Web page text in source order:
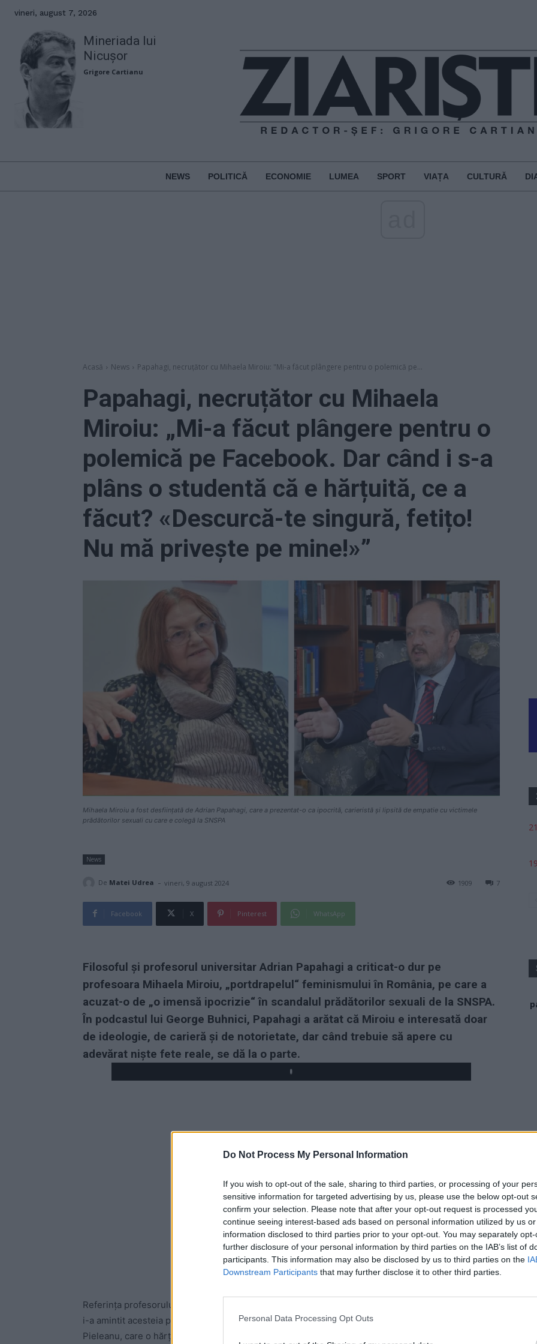
Do Not Process My Personal Information
If you wish to opt-out of the sale, sharing to third parties, or processing of your
sensitive information for targeted advertising by us, please use the below opt-out
confirm your selection. Please note that after your opt-out request is processed
continue seeing interest-based ads based on personal information utilized by us
information disclosed to third parties prior to your opt-out. You may separately
further disclosure of your personal information by third parties on the IAB’s list of
participants. This information may also be disclosed by us to third parties on the
Downstream Participants that may further disclose it to other third parties.
Personal Data Processing Opt Outs
vineri, august 7, 2026
Mineriada lui
Nicușor
Grigore Cartianu
NEWS POLITICĂ ECONOMIE LUMEA SPORT VIAȚA CULTURĂ
Acasă News Papahagi, necruțător cu Mihaela Miroiu: "Mi-a făcut plângere pentru o polemică pe...
Papahagi, necruțător cu Mihaela
Miroiu: „Mi-a făcut plângere pentru o
polemică pe Facebook. Dar când i s-a
plâns o studentă că e hărțuită, ce a
făcut? «Descurcă-te singură, fetițo!
Nu mă privește pe mine!»”
Mihaela Miroiu a fost desființată de Adrian Papahagi, care a prezentat-o ca ipocrită, carieristă și lipsită de empatie cu victimele
prădătorilor sexuali cu care e colegă la SNSPA
News
De Matei Udrea - vineri, 9 august 2024 7
1909
Facebook X Pinterest WhatsApp
Filosoful și profesorul universitar Adrian Papahagi a criticat-o dur pe
profesoara Mihaela Miroiu, „portdrapelul“ feminismului în România, pe care a
acuzat-o de „o imensă ipocrizie“ în scandalul prădătorilor sexuali de la SNSPA.
În podcastul lui George Buhnici, Papahagi a arătat că Miroiu e interesată doar
de ideologie, de carieră și de notorietate, dar când trebuie să apere cu
adevărat niște fete reale, se dă la o parte.
Referința profesorului Papahagi este la episodul relatat de o fostă studentă a Mihaelei Miroiu, care
i-a amintit acesteia pe Facebook că, atunci când a venit să-i ceară ajutorul împotriva lui Marius
Pieleanu, care o hărțuia sexual, profesoara de la SNSPA i-a spus că nu se bagă și să se ducă să-și